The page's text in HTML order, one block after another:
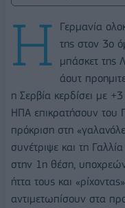
Η
Γερμανία
της στον 3ο
μπάσκετ της
άουτ
η Σερβία κερδίσει με
ΗΠΑ επικρατήσουν του
πρόκριση στη
συνέτριψε και τη
στην 1η θέση,
ήττα τους και
αντιμετωπίσουν στα